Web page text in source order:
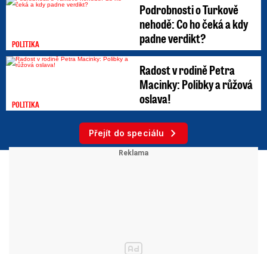
POLITIKA
Podrobnosti o Turkově
nehodě: Co ho čeká a kdy
padne verdikt?
POLITIKA
Radost v rodině Petra
Macinky: Polibky a růžová
oslava!
Přejít do speciálu